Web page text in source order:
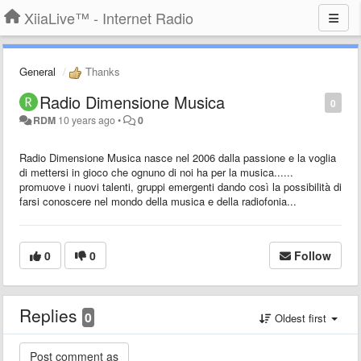
XiiaLive™ - Internet Radio
General Thanks
0
Radio Dimensione Musica
RDM 10 years ago• 0
Radio Dimensione Musica nasce nel 2006 dalla passione e la voglia
di mettersi in gioco che ognuno di noi ha per la musica......
promuove i nuovi talenti, gruppi emergenti dando così la possibilità di
farsi conoscere nel mondo della musica e della radiofonia...
0 0 Follow
Replies 0 Oldest first